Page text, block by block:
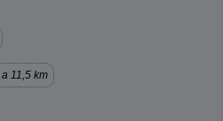
a 11,5 km